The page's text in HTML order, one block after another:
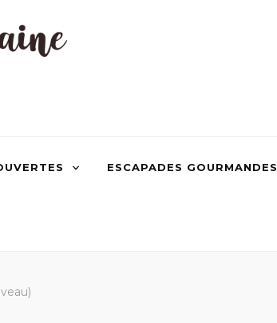
ESCAPADES GOURMANDES